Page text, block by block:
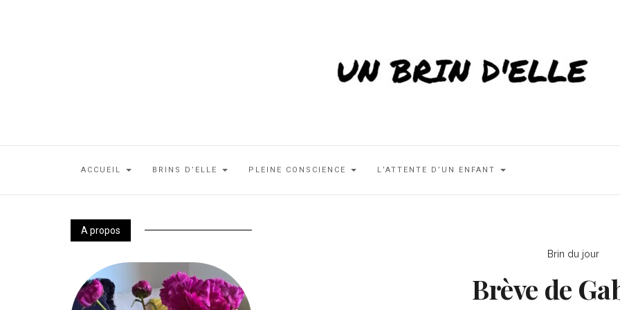
ACCUEIL BRINS D’ELLE PLEINE CONSCIENCE L’ATTENTE D’UN ENFANT
Brin du jour
Brève de
A propos